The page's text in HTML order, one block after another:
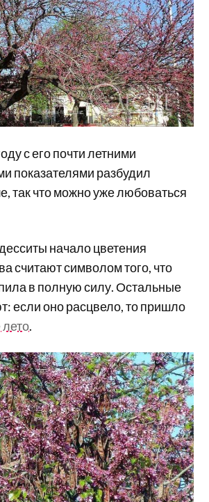
с его почти летними
показателями разбудил
так что можно уже любоваться
начало цветения
считают символом того, что
в полную силу. Остальные
если оно расцвело, то пришло
.